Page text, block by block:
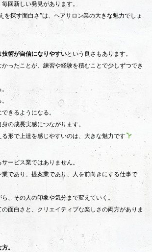
回新しい発見があります。
を探す面白さ”は、ヘアサロン業の大きな魅力でしょ
技術が自信になりやすいという良さもあります。
ったことが、練習や経験を積むことで少しずつでき
。
きるようになる。
の成長実感につながります。
形で上達を感じやすいのは、大きな魅力です
ービス業ではありません。
であり、提案業であり、人を前向きにする仕事で
、その人の印象や気分まで変えていく。
面白さと、クリエイティブな楽しさの両方がありま
。